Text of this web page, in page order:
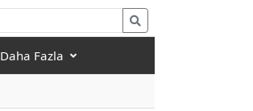
Daha Fazla